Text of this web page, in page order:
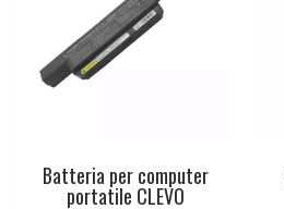
Batteria per computer
portatile CLEVO